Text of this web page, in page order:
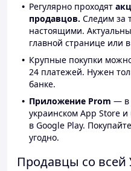
Регулярно проходят
продавцов. Следим за
настоящими.
главной странице или
Крупные покупки
24 платежей. Нужен
банке.
Приложение Prom — в
украинском App Store и
в Google Play.
угодно.
Продавцы со всей